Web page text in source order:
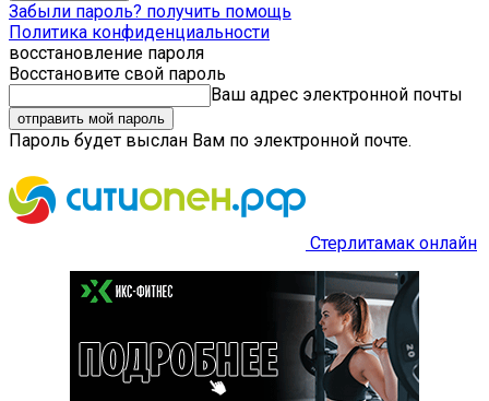
Забыли пароль? получить помощь
Политика конфиденциальности
восстановление пароля
Восстановите свой пароль
Ваш адрес электронной почты
Пароль будет выслан Вам по электронной почте.
Стерлитамак онлайн